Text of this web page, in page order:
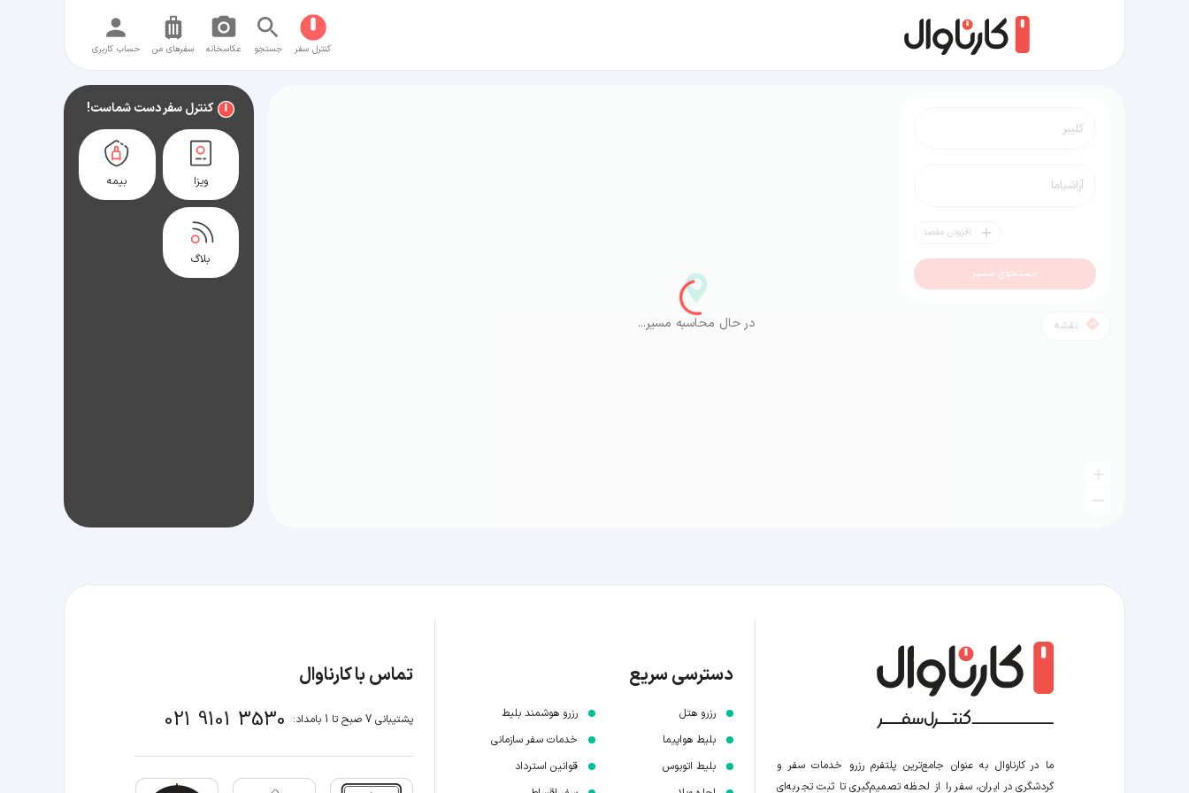
کنترل سفر جستجو عکاسخانه سفر‌های من حساب کاربری
افزودن مقصد
جستجوی مسیر
نقشه در حال محاسبه مسیر...
کنترل سفر دست شماست!
ویزا بیمه
بلاگ
ما در کارناوال به عنوان جامع‌ترین پلتفرم رزرو خدمات سفر و
گردشگری در ایران، سفر را از لحظه‌ تصمیم‌گیری تا ثبت تجربه‌ای
دسترسی سریع
رزرو هتل
بلیط هواپیما
بلیط اتوبوس
رزرو هوشمند بلیط
خدمات سفر سازمانی
قوانین استرداد
تماس با کارناوال
پشتیبانی 7 صبح تا 1 بامداد: 021 9101 3530